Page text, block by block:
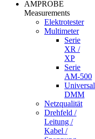
AMPROBE
Measurements
Elektrotester
Multimeter
Serie
XR /
XP
Serie
AM-500
Universal
DMM
Netzqualität
Drehfeld /
Leitung /
Kabel /